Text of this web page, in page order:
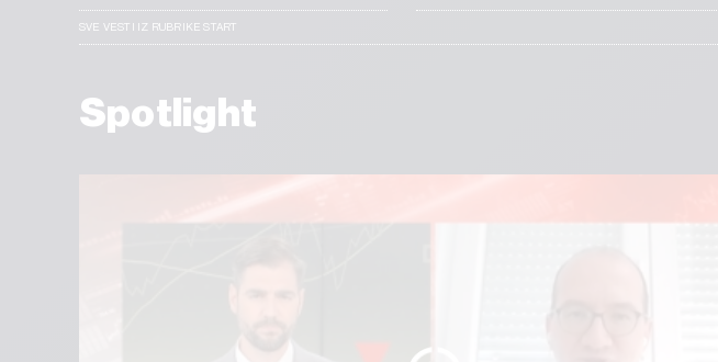
SVE VESTI IZ RUBRIKE START
Spotlight